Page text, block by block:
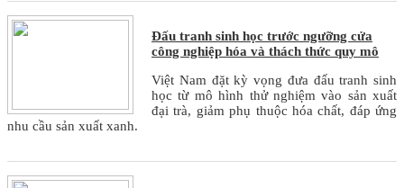
Đấu tranh sinh học trước ngưỡng cửa
công nghiệp hóa và thách thức quy mô
Việt Nam đặt kỳ vọng đưa đấu tranh sinh
học từ mô hình thử nghiệm vào sản xuất
đại trà, giảm phụ thuộc hóa chất, đáp ứng
nhu cầu sản xuất xanh.